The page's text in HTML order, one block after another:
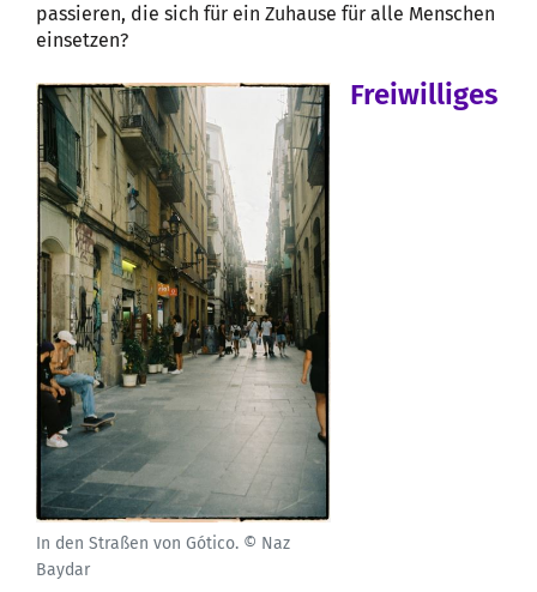
passieren, die sich für ein Zuhause für alle Menschen
einsetzen?
In den Straßen von Gótico. © Naz
Baydar
Freiwilliges